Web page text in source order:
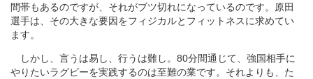
間帯もあるのですが、それがブツ切れになっているのです。原田
選手は、その大きな要因をフィジカルとフィットネスに求めてい
ます。
しかし、言うは易し、行うは難し。80分間通じて、強国相手に
やりたいラグビーを実践するのは至難の業です。それよりも、た